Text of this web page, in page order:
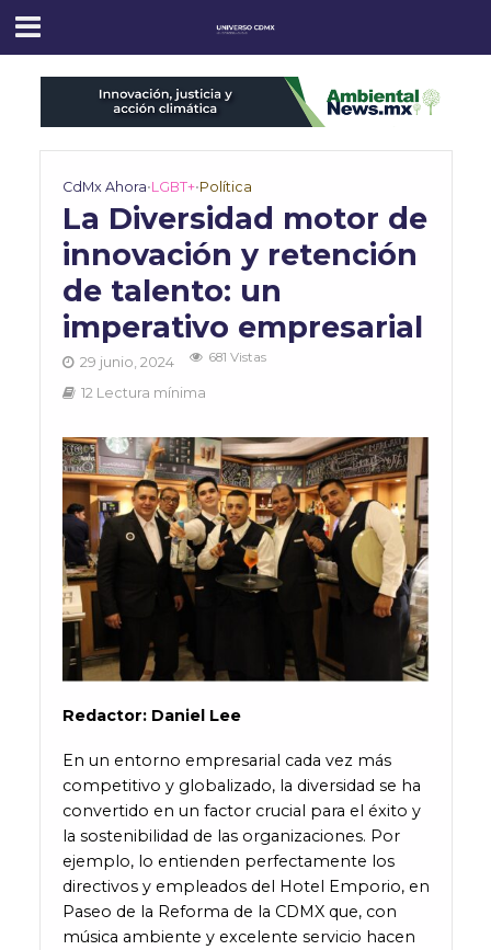
CdMx Ahora•LGBT+•Política
La Diversidad motor de
innovación y retención
de talento: un
imperativo empresarial
29 junio, 2024 681 Vistas
12 Lectura mínima
Redactor: Daniel Lee
En un entorno empresarial cada vez más
competitivo y globalizado, la diversidad se ha
convertido en un factor crucial para el éxito y
la sostenibilidad de las organizaciones. Por
ejemplo, lo entienden perfectamente los
directivos y empleados del Hotel Emporio, en
Paseo de la Reforma de la CDMX que, con
música ambiente y excelente servicio hacen